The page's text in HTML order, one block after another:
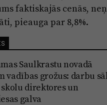
faktiskajās cenās,
pieauga par 8,8%.
Saulkrastu novadā
vadības grožus: darbu
direktores un
galva